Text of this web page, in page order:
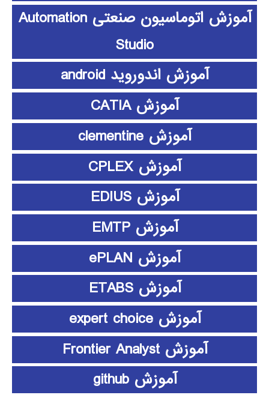
آموزش اتوماسیون صنعتی Automation
Studio
آموزش اندوروید android
آموزش CATIA
آموزش clementine
آموزش CPLEX
آموزش EDIUS
آموزش EMTP
آموزش ePLAN
آموزش ETABS
آموزش expert choice
آموزش Frontier Analyst
آموزش github